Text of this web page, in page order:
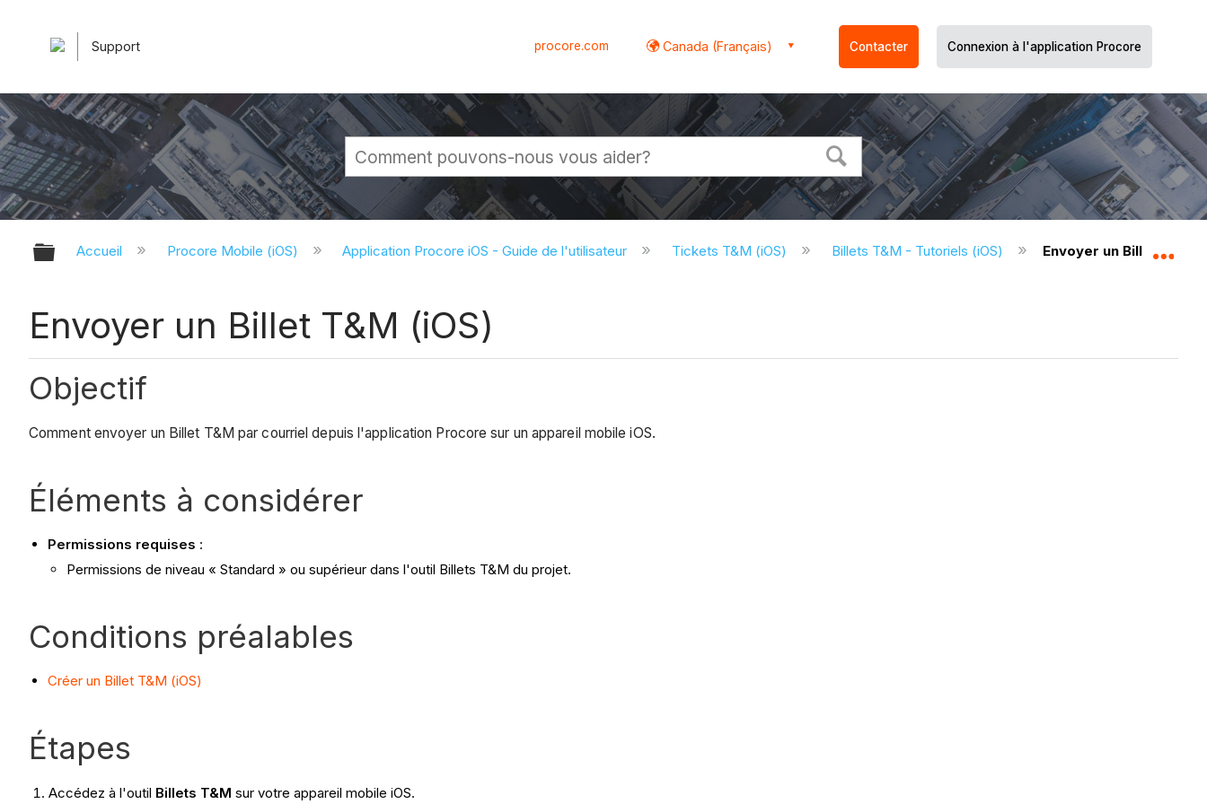
Support procore.com Canada (Français) Contacter Connexion à l'application Procore
Développer/réduire la hiérarchie globale
Accueil Procore Mobile (iOS) Application Procore iOS - Guide de l'utilisateur Tickets T&M (iOS) Billets T&M - Tutoriels (iOS) Envoyer un Billet T&M
Envoyer un Billet T&M (iOS)
Objectif
Comment envoyer un Billet T&M par courriel depuis l'application Procore sur un appareil mobile iOS.
Éléments à considérer
Permissions requises :
Permissions de niveau « Standard » ou supérieur dans l'outil Billets T&M du projet.
Conditions préalables
Créer un Billet T&M (iOS)
Étapes
Accédez à l'outil Billets T&M sur votre appareil mobile iOS.